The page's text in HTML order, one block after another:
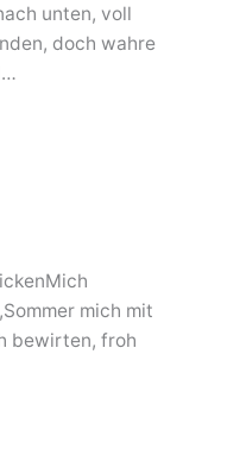
unten, voll
doch wahre
mich mit
bewirten, froh